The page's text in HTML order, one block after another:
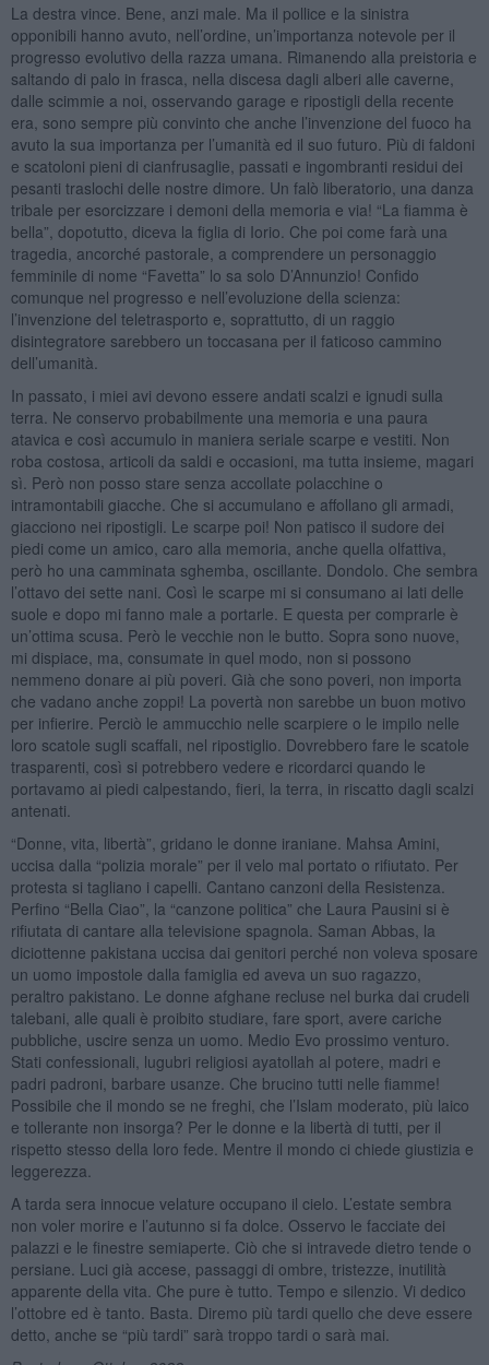
La destra vince. Bene, anzi male. Ma il pollice e la sinistra
opponibili hanno avuto, nell’ordine, un’importanza notevole per il
progresso evolutivo della razza umana. Rimanendo alla preistoria e
saltando di palo in frasca, nella discesa dagli alberi alle caverne,
dalle scimmie a noi, osservando garage e ripostigli della recente
era, sono sempre più convinto che anche l’invenzione del fuoco ha
avuto la sua importanza per l’umanità ed il suo futuro. Più di faldoni
e scatoloni pieni di cianfrusaglie, passati e ingombranti residui dei
pesanti traslochi delle nostre dimore. Un falò liberatorio, una danza
tribale per esorcizzare i demoni della memoria e via! “La fiamma è
bella”, dopotutto, diceva la figlia di Iorio. Che poi come farà una
tragedia, ancorché pastorale, a comprendere un personaggio
femminile di nome “Favetta” lo sa solo D’Annunzio! Confido
comunque nel progresso e nell’evoluzione della scienza:
l’invenzione del teletrasporto e, soprattutto, di un raggio
disintegratore sarebbero un toccasana per il faticoso cammino
dell’umanità.
In passato, i miei avi devono essere andati scalzi e ignudi sulla
terra. Ne conservo probabilmente una memoria e una paura
atavica e così accumulo in maniera seriale scarpe e vestiti. Non
roba costosa, articoli da saldi e occasioni, ma tutta insieme, magari
sì. Però non posso stare senza accollate polacchine o
intramontabili giacche. Che si accumulano e affollano gli armadi,
giacciono nei ripostigli. Le scarpe poi! Non patisco il sudore dei
piedi come un amico, caro alla memoria, anche quella olfattiva,
però ho una camminata sghemba, oscillante. Dondolo. Che sembra
l’ottavo dei sette nani. Così le scarpe mi si consumano ai lati delle
suole e dopo mi fanno male a portarle. E questa per comprarle è
un’ottima scusa. Però le vecchie non le butto. Sopra sono nuove,
mi dispiace, ma, consumate in quel modo, non si possono
nemmeno donare ai più poveri. Già che sono poveri, non importa
che vadano anche zoppi! La povertà non sarebbe un buon motivo
per infierire. Perciò le ammucchio nelle scarpiere o le impilo nelle
loro scatole sugli scaffali, nel ripostiglio. Dovrebbero fare le scatole
trasparenti, così si potrebbero vedere e ricordarci quando le
portavamo ai piedi calpestando, fieri, la terra, in riscatto dagli scalzi
antenati.
“Donne, vita, libertà”, gridano le donne iraniane. Mahsa Amini,
uccisa dalla “polizia morale” per il velo mal portato o rifiutato. Per
protesta si tagliano i capelli. Cantano canzoni della Resistenza.
Perfino “Bella Ciao”, la “canzone politica” che Laura Pausini si è
rifiutata di cantare alla televisione spagnola. Saman Abbas, la
diciottenne pakistana uccisa dai genitori perché non voleva sposare
un uomo impostole dalla famiglia ed aveva un suo ragazzo,
peraltro pakistano. Le donne afghane recluse nel burka dai crudeli
talebani, alle quali è proibito studiare, fare sport, avere cariche
pubbliche, uscire senza un uomo. Medio Evo prossimo venturo.
Stati confessionali, lugubri religiosi ayatollah al potere, madri e
padri padroni, barbare usanze. Che brucino tutti nelle fiamme!
Possibile che il mondo se ne freghi, che l’Islam moderato, più laico
e tollerante non insorga? Per le donne e la libertà di tutti, per il
rispetto stesso della loro fede. Mentre il mondo ci chiede giustizia e
leggerezza.
A tarda sera innocue velature occupano il cielo. L’estate sembra
non voler morire e l’autunno si fa dolce. Osservo le facciate dei
palazzi e le finestre semiaperte. Ciò che si intravede dietro tende o
persiane. Luci già accese, passaggi di ombre, tristezze, inutilità
apparente della vita. Che pure è tutto. Tempo e silenzio. Vi dedico
l’ottobre ed è tanto. Basta. Diremo più tardi quello che deve essere
detto, anche se “più tardi” sarà troppo tardi o sarà mai.